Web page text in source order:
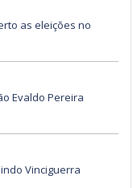
as eleições no
Evaldo Pereira
Vinciguerra